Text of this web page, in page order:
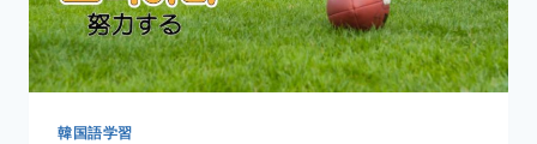
｜
取
り
韓国語学習